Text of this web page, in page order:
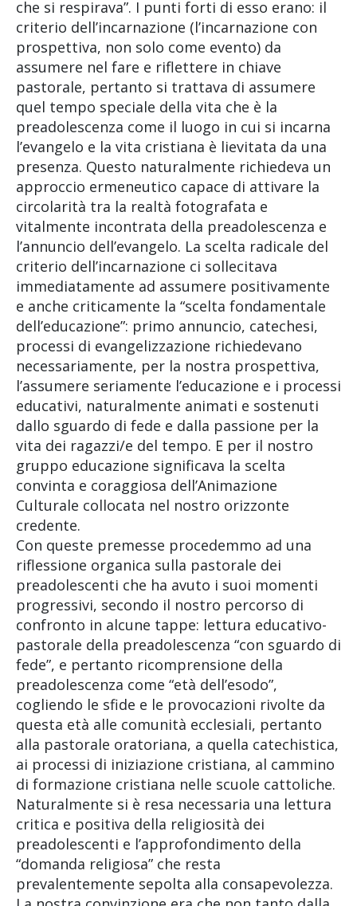
che si respirava”. I punti forti di esso erano: il
criterio dell’incarnazione (l’incarnazione con
prospettiva, non solo come evento) da
assumere nel fare e riflettere in chiave
pastorale, pertanto si trattava di assumere
quel tempo speciale della vita che è la
preadolescenza come il luogo in cui si incarna
l’evangelo e la vita cristiana è lievitata da una
presenza. Questo naturalmente richiedeva un
approccio ermeneutico capace di attivare la
circolarità tra la realtà fotografata e
vitalmente incontrata della preadolescenza e
l’annuncio dell’evangelo. La scelta radicale del
criterio dell’incarnazione ci sollecitava
immediatamente ad assumere positivamente
e anche criticamente la “scelta fondamentale
dell’educazione”: primo annuncio, catechesi,
processi di evangelizzazione richiedevano
necessariamente, per la nostra prospettiva,
l’assumere seriamente l’educazione e i processi
educativi, naturalmente animati e sostenuti
dallo sguardo di fede e dalla passione per la
vita dei ragazzi/e del tempo. E per il nostro
gruppo educazione significava la scelta
convinta e coraggiosa dell’Animazione
Culturale collocata nel nostro orizzonte
credente.
Con queste premesse procedemmo ad una
riflessione organica sulla pastorale dei
preadolescenti che ha avuto i suoi momenti
progressivi, secondo il nostro percorso di
confronto in alcune tappe: lettura educativo-
pastorale della preadolescenza “con sguardo di
fede”, e pertanto ricomprensione della
preadolescenza come “età dell’esodo”,
cogliendo le sfide e le provocazioni rivolte da
questa età alle comunità ecclesiali, pertanto
alla pastorale oratoriana, a quella catechistica,
ai processi di iniziazione cristiana, al cammino
di formazione cristiana nelle scuole cattoliche.
Naturalmente si è resa necessaria una lettura
critica e positiva della religiosità dei
preadolescenti e l’approfondimento della
“domanda religiosa” che resta
prevalentemente sepolta alla consapevolezza.